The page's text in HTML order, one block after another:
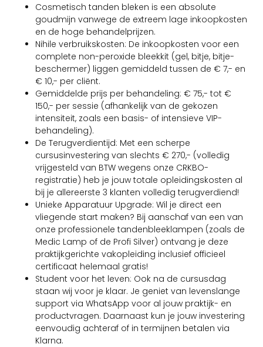
Cosmetisch tanden bleken is een absolute
goudmijn vanwege de extreem lage inkoopkosten
en de hoge behandelprijzen.
Nihile verbruikskosten: De inkoopkosten voor een
complete non-peroxide bleekkit (gel, bitje, bitje-
beschermer) liggen gemiddeld tussen de € 7,- en
€ 10,- per cliënt.
Gemiddelde prijs per behandeling: € 75,- tot €
150,- per sessie (afhankelijk van de gekozen
intensiteit, zoals een basis- of intensieve VIP-
behandeling).
De Terugverdientijd: Met een scherpe
cursusinvestering van slechts € 270,- (volledig
vrijgesteld van BTW wegens onze CRKBO-
registratie) heb je jouw totale opleidingskosten al
bij je allereerste 3 klanten volledig terugverdiend!
Unieke Apparatuur Upgrade: Wil je direct een
vliegende start maken? Bij aanschaf van een van
onze professionele tandenbleeklampen (zoals de
Medic Lamp of de Profi Silver) ontvang je deze
praktijkgerichte vakopleiding inclusief officieel
certificaat helemaal gratis!
Student voor het leven: Ook na de cursusdag
staan wij voor je klaar. Je geniet van levenslange
support via WhatsApp voor al jouw praktijk- en
productvragen. Daarnaast kun je jouw investering
eenvoudig achteraf of in termijnen betalen via
Klarna.